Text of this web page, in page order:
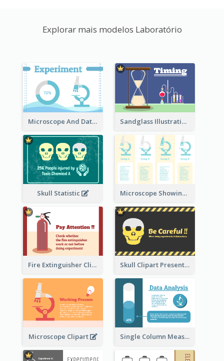
Explorar mais modelos Laboratório
Microscope And Data Clipart Sandglass Illustration
Skull Statistic Microscope Showing Comparison
Fire Extinguisher Clipart Skull Clipart Presenting Dangerous
Microscope Clipart Single Column Measurement